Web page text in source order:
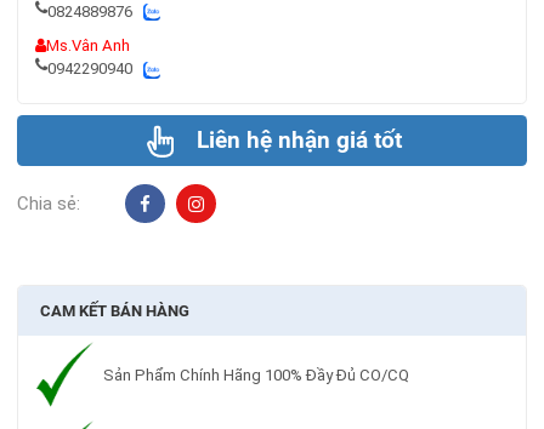
0824889876
Ms.Vân Anh
0942290940
Liên hệ nhận giá tốt
Chia sẻ:
CAM KẾT BÁN HÀNG
Sản Phẩm Chính Hãng 100% Đầy Đủ CO/CQ